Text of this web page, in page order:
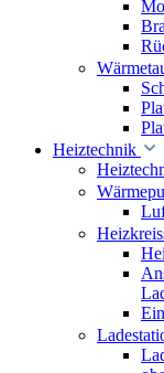
Heiztechnik